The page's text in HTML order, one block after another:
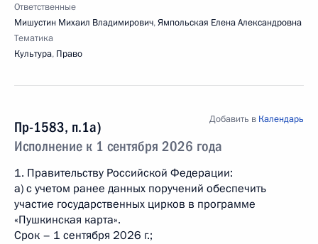
Ответственные
Мишустин Михаил Владимирович,Ямпольская Елена Александровна
Тематика
Культура, Право
Пр-1583, п.1а)
Исполнение к 1 сентября 2026 года
Добавить в Календарь
1. Правительству Российской Федерации:
а) с учетом ранее данных поручений обеспечить
участие государственных цирков в программе
«Пушкинская карта».
Срок – 1 сентября 2026 г.;